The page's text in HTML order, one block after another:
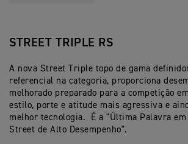
STREET TRIPLE RS
A nova Street Triple topo de gama
referencial na categoria, proporciona
melhorado preparado para a competição
estilo, porte e atitude mais agressiva e
melhor tecnologia. É a "Última Palavra em
Street de Alto Desempenho".